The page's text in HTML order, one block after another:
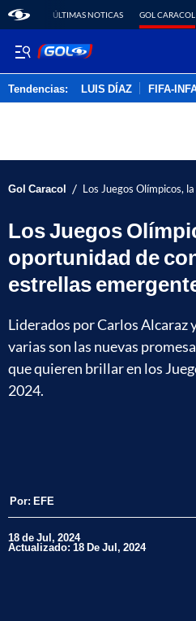
ÚLTIMAS NOTICAS GOL CARACOL
Tendencias: LUIS DÍAZ FIFA-
Gol Caracol / Los Juegos Olímpicos,
Los Juegos
oportunidad de
estrellas
Liderados por Carlos Alcaraz
varias son las nuevas
que quieren brillar en los
2024.
Por: EFE
18 de Jul, 2024
Actualizado: 18 De Jul, 2024